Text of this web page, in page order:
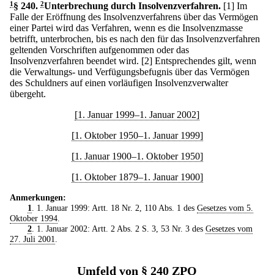
1 § 240. 2Unterbrechung durch Insolvenzverfahren. [1] Im
Falle der Eröffnung des Insolvenzverfahrens über das Vermögen
einer Partei wird das Verfahren, wenn es die Insolvenzmasse
betrifft, unterbrochen, bis es nach den für das Insolvenzverfahren
geltenden Vorschriften aufgenommen oder das
Insolvenzverfahren beendet wird. [2] Entsprechendes gilt, wenn
die Verwaltungs- und Verfügungsbefugnis über das Vermögen
des Schuldners auf einen vorläufigen Insolvenzverwalter
übergeht.
[1. Januar 1999–1. Januar 2002]
[1. Oktober 1950–1. Januar 1999]
[1. Januar 1900–1. Oktober 1950]
[1. Oktober 1879–1. Januar 1900]
Anmerkungen:
1
. 1. Januar 1999: Artt. 18 Nr. 2, 110 Abs. 1 des Gesetzes vom 5.
Oktober 1994
2. 1. Januar 2002: Artt. 2 Abs. 2 S. 3, 53 Nr. 3 des Gesetzes vom
27. Juli 2001
Umfeld von § 240 ZPO